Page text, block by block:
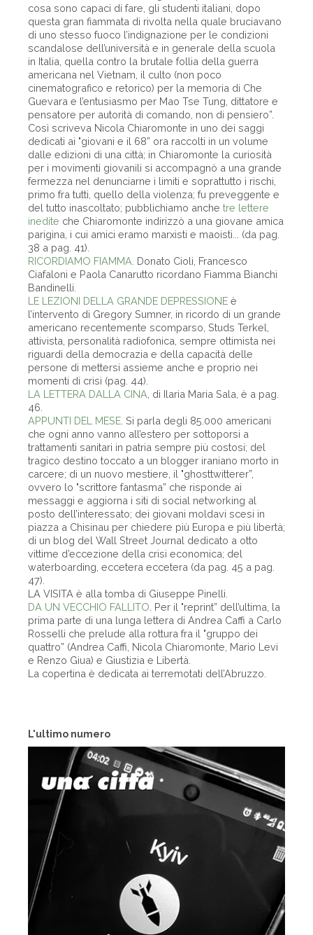
L'ultimo numero
cosa sono capaci di fare, gli studenti italiani, dopo
questa gran fiammata di rivolta nella quale bruciavano
di uno stesso fuoco l’indignazione per le condizioni
scandalose dell’università e in generale della scuola
in Italia, quella contro la brutale follia della guerra
americana nel Vietnam, il culto (non poco
cinematografico e retorico) per la memoria di Che
Guevara e l’entusiasmo per Mao Tse Tung, dittatore e
pensatore per autorità di comando, non di pensiero”.
Così scriveva Nicola Chiaromonte in uno dei saggi
dedicati ai "giovani e il 68” ora raccolti in un volume
dalle edizioni di una città; in Chiaromonte la curiosità
per i movimenti giovanili si accompagnò a una grande
fermezza nel denunciarne i limiti e soprattutto i rischi,
primo fra tutti, quello della violenza; fu preveggente e
del tutto inascoltato; pubblichiamo anche tre lettere
inedite che Chiaromonte indirizzò a una giovane amica
parigina, i cui amici eramo marxisti e maoisti... (da pag.
38 a pag. 41).
RICORDIAMO FIAMMA . Donato Cioli, Francesco
Ciafaloni e Paola Canarutto ricordano Fiamma Bianchi
Bandinelli.
LE LEZIONI DELLA GRANDE DEPRESSIONE è
l’intervento di Gregory Sumner, in ricordo di un grande
americano recentemente scomparso, Studs Terkel,
attivista, personalità radiofonica, sempre ottimista nei
riguardi della democrazia e della capacità delle
persone di mettersi assieme anche e proprio nei
momenti di crisi (pag. 44).
LA LETTERA DALLA CINA , di Ilaria Maria Sala, è a pag.
46.
APPUNTI DEL MESE . Si parla degli 85.000 americani
che ogni anno vanno all’estero per sottoporsi a
trattamenti sanitari in patria sempre più costosi; del
tragico destino toccato a un blogger iraniano morto in
carcere; di un nuovo mestiere, il "ghosttwitterer”,
ovvero lo "scrittore fantasma” che risponde ai
messaggi e aggiorna i siti di social networking al
posto dell’interessato; dei giovani moldavi scesi in
piazza a Chisinau per chiedere più Europa e più libertà;
di un blog del Wall Street Journal dedicato a otto
vittime d’eccezione della crisi economica; del
waterboarding, eccetera eccetera (da pag. 45 a pag.
47).
LA VISITA è alla tomba di Giuseppe Pinelli.
DA UN VECCHIO FALLITO . Per il "reprint” dell’ultima, la
prima parte di una lunga lettera di Andrea Caffi a Carlo
Rosselli che prelude alla rottura fra il "gruppo dei
quattro” (Andrea Caffi, Nicola Chiaromonte, Mario Levi
e Renzo Giua) e Giustizia e Libertà.
La copertina è dedicata ai terremotati dell’Abruzzo.